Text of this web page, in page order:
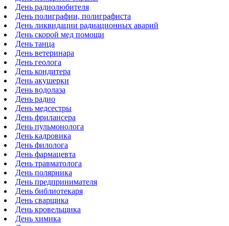
День радиолюбителя
День полиграфии, полиграфиста
День ликвидации радиационных аварий
День скорой мед помощи
День танца
День ветеринара
День геолога
День кондитера
День акушерки
День водолаза
День радио
День медсестры
День фрилансера
День пульмонолога
День кадровика
День филолога
День фармацевта
День травматолога
День полярника
День предпринимателя
День библиотекаря
День сварщика
День кровельщика
День химика